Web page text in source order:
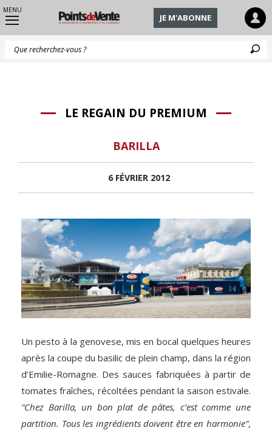
MENU
JE M'ABONNE
LE REGAIN DU PREMIUM
BARILLA
6 FÉVRIER 2012
Un pesto à la genovese, mis en bocal quelques heures
après la coupe du basilic de plein champ, dans la région
d’Emilie-Romagne. Des sauces fabriquées à partir de
tomates fraîches, récoltées pendant la saison estivale.
“Chez Barilla, un bon plat de pâtes, c’est comme une
partition. Tous les ingrédients doivent être en harmonie”,